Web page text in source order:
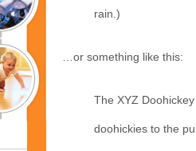
rain.)
…or something like this:
The XYZ
doohickies to the